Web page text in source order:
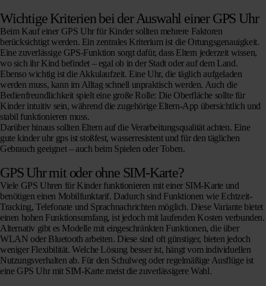
Wichtige Kriterien bei der Auswahl einer GPS Uhr
Beim Kauf einer GPS Uhr für Kinder sollten mehrere Faktoren
berücksichtigt werden. Ein zentrales Kriterium ist die Ortungsgenauigkeit.
Eine zuverlässige GPS-Funktion sorgt dafür, dass Eltern jederzeit wissen,
wo sich ihr Kind befindet – egal ob in der Stadt oder auf dem Land.
Ebenso wichtig ist die Akkulaufzeit. Eine Uhr, die täglich aufgeladen
werden muss, kann im Alltag schnell unpraktisch werden. Auch die
Bedienfreundlichkeit spielt eine große Rolle: Die Oberfläche sollte für
Kinder intuitiv sein, während die zugehörige Eltern-App übersichtlich und
stabil funktionieren muss.
Darüber hinaus sollten Eltern auf die Verarbeitungsqualität achten. Eine
gute kinder uhr gps ist stoßfest, wasserresistent und für den täglichen
Gebrauch geeignet – auch beim Spielen oder Toben.
GPS Uhr mit oder ohne SIM-Karte?
Viele GPS Uhren für Kinder funktionieren mit einer SIM-Karte und
benötigen einen Mobilfunktarif. Dadurch sind Funktionen wie Echtzeit-
Tracking, Telefonate und Sprachnachrichten möglich. Diese Variante bietet
einen hohen Funktionsumfang, ist jedoch mit laufenden Kosten verbunden.
Alternativ gibt es Modelle mit eingeschränkten Funktionen, die über
WLAN oder Bluetooth arbeiten. Diese sind oft günstiger, bieten jedoch
weniger Flexibilität. Welche Lösung besser ist, hängt vom individuellen
Nutzungsverhalten ab. Für den Schulweg oder regelmäßige Ausflüge ist
eine GPS Uhr mit SIM-Karte meist die zuverlässigere Wahl.